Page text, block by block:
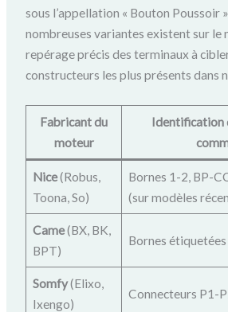
sous l’appellation « Bouton Poussoir
nombreuses variantes existent sur le
repérage précis des terminaux à
constructeurs les plus présents dans
Fabricant du
moteur
Identification
Nice(Robus,
Toona, So)
Bornes 1-2, BP-
(sur modèles
Came(BX, BK,
BPT)
Bornes
Somfy(Elixo,
Ixengo)
Connecteurs P1-